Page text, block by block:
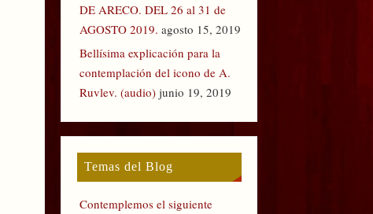
DE ARECO. DEL 26 al 31 de
AGOSTO 2019. agosto 15, 2019
Bellísima explicación para la
contemplación del icono de A.
Ruvlev. (audio) junio 19, 2019
Temas del Blog
Contemplemos el siguiente